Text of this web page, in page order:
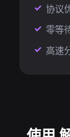
协议
零等
高速